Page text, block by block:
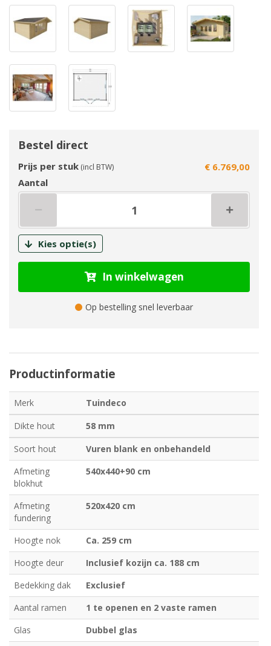
Bestel direct
Prijs per stuk (incl BTW)
€ 6.769,00
Aantal
Kies optie(s)
In winkelwagen
Op bestelling snel leverbaar
Productinformatie
Merk
Tuindeco
Dikte hout
58 mm
Soort hout
Vuren blank en onbehandeld
Afmeting
blokhut
540x440+90 cm
Afmeting
fundering
520x420 cm
Hoogte nok
Ca. 259 cm
Hoogte deur
Inclusief kozijn ca. 188 cm
Bedekking dak
Exclusief
Aantal ramen
1 te openen en 2 vaste ramen
Glas
Dubbel glas